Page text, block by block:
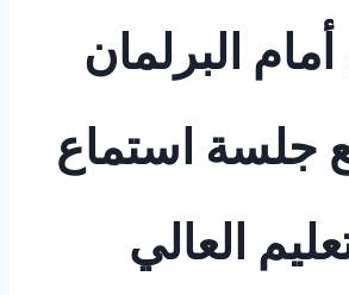
أمام البرلمان
جلسة استماع
العالي